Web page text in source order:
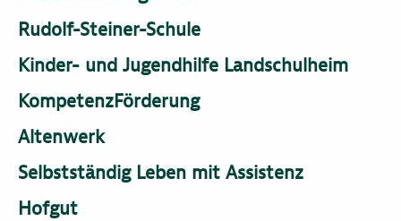
Rudolf-Steiner-Schule
Kinder- und Jugendhilfe Landschulheim
KompetenzFörderung
Altenwerk
Selbstständig Leben mit Assistenz
Hofgut